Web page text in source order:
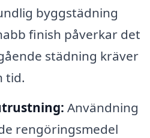
byggstädning
finish påverkar det
städning kräver
tid.
Användning
rengöringsmedel